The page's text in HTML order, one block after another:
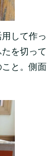
して作っ
を切って
と。側面